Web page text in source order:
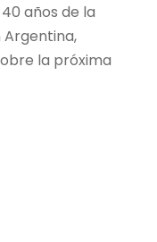
años de la
la próxima